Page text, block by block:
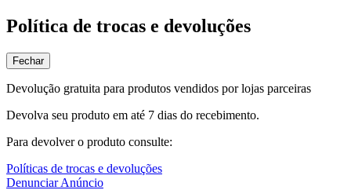
Política de trocas e devoluções
Fechar
Devolução gratuita para produtos vendidos por lojas parceiras
Devolva seu produto em até 7 dias do recebimento.
Para devolver o produto consulte:
Políticas de trocas e devoluções
Denunciar Anúncio